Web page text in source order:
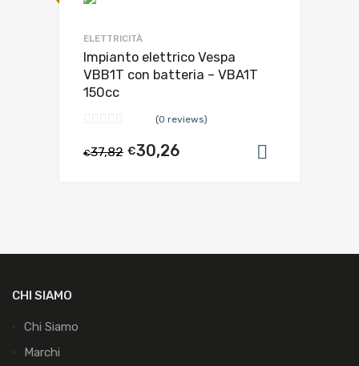
ELETTRICITÀ
Impianto elettrico Vespa
VBB1T con batteria – VBA1T
150cc
(0 reviews)
€37,82 €30,26
CHI SIAMO
Chi Siamo
Marchi